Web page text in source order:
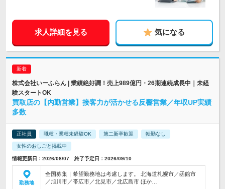
求人詳細を見る 気になる
株式会社いーふらん | 業績絶好調！売上989億円・26期連続成長中｜未経
験スタートOK
買取店の【内勤営業】接客力が活かせる反響営業／年収UP実績
多数
正社員 職種・業種未経験OK 第二新卒歓迎 転勤なし
女性のおしごと掲載中
情報更新日：2026/08/07 終了予定日：2026/09/10
勤務地
全国募集｜希望勤務地は考慮します。 北海道札幌市／函館市
／旭川市／帯広市／北見市／北広島市 ほか…